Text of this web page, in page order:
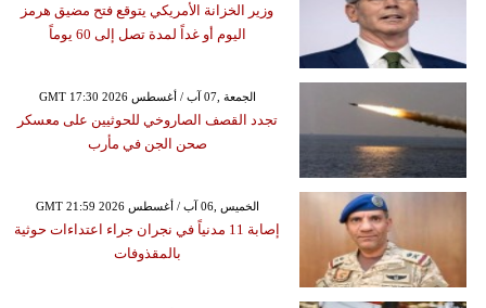
وزير الخزانة الأمريكي يتوقع فتح مضيق هرمز
اليوم أو غداً لمدة تصل إلى 60 يوماً
GMT 17:30 2026 الجمعة ,07 آب / أغسطس
تجدد القصف الصاروخي للحوثيين على معسكر
صحن الجن في مأرب
GMT 21:59 2026 الخميس ,06 آب / أغسطس
إصابة 11 مدنياً في نجران جراء اعتداءات حوثية
بالمقذوفات